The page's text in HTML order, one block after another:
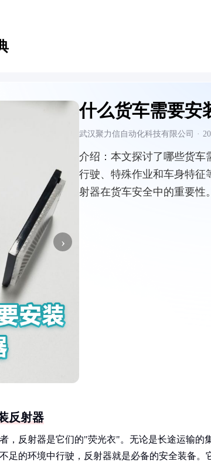
›
什么货车需要安
武汉聚力信自动化科技有限公司 ·
介绍： 本文探讨了哪些货车
行驶、特殊作业和车身特征
射器在货车安全中的重要性。
反射器
，反射器是它们的"荧光衣"。无论是长途运输的
足的环境中行驶，反射器就是必备的安全装备。